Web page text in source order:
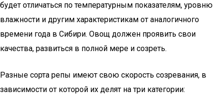
будет отличаться по температурным показателям, уровню
влажности и другим характеристикам от аналогичного
времени года в Сибири. Овощ должен проявить свои
качества, развиться в полной мере и созреть.
Разные сорта репы имеют свою скорость созревания, в
зависимости от которой их делят на три категории: